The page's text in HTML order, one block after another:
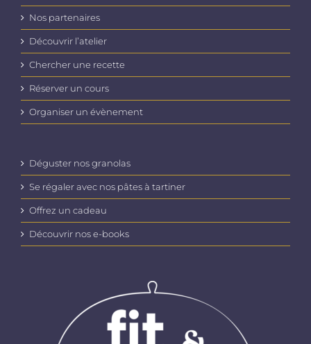
Nos partenaires
Découvrir l’atelier
Chercher une recette
Réserver un cours
Organiser un évènement
Déguster nos granolas
Se régaler avec nos pâtes à tartiner
Offrez un cadeau
Découvrir nos e-books